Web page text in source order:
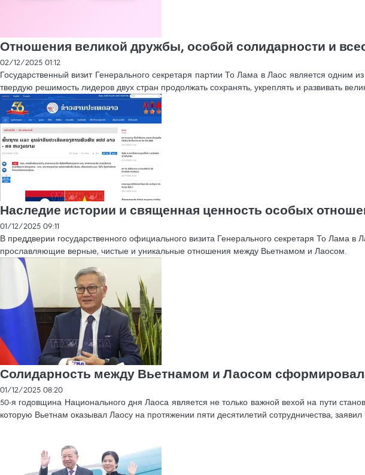
Отношения великой дружбы, особой солидарности и
02/12/2025 01:12
Государственный визит Генерального секретаря партии То Лама в Лаос является одним
твердую решимость лидеров двух стран продолжать сохранять, укреплять и развивать
Наследие истории и священная ценность особых
01/12/2025 09:11
В преддверии государственного официального визита Генерального секретаря То Лама
прославляющие верные, чистые и уникальные отношения между Вьетнамом и Лаосом.
Солидарность между Вьетнамом и Лаосом
01/12/2025 08:20
50-я годовщина Национального дня Лаоса является не только важной вехой на пути
которую Вьетнам оказывал Лаосу на протяжении пяти десятилетий сотрудничества,